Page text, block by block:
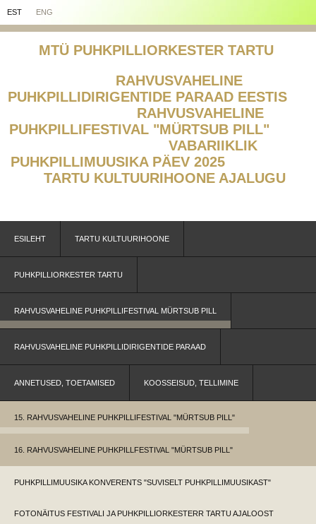
EST ENG
MTÜ PUHKPILLIORKESTER TARTU
RAHVUSVAHELINE
PUHKPILLIDIRIGENTIDE PARAAD EESTIS
RAHVUSVAHELINE
PUHKPILLIFESTIVAL "MÜRTSUB PILL"
VABARIIKLIK
PUHKPILLIMUUSIKA PÄEV 2025
TARTU KULTUURIHOONE AJALUGU
ESILEHT TARTU KULTUURIHOONE
PUHKPILLIORKESTER TARTU
RAHVUSVAHELINE PUHKPILLIFESTIVAL MÜRTSUB PILL
RAHVUSVAHELINE PUHKPILLIDIRIGENTIDE PARAAD
ANNETUSED, TOETAMISED KOOSSEISUD, TELLIMINE
15. RAHVUSVAHELINE PUHKPILLIFESTIVAL "MÜRTSUB PILL"
16. RAHVUSVAHELINE PUHKPILLFESTIVAL "MÜRTSUB PILL"
PUHKPILLIMUUSIKA KONVERENTS "SUVISELT PUHKPILLIMUUSIKAST"
FOTONÄITUS FESTIVALI JA PUHKPILLIORKESTERR TARTU AJALOOST